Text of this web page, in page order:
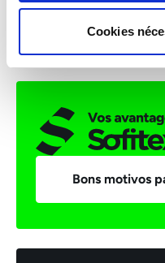
Cookies
Bons motivos